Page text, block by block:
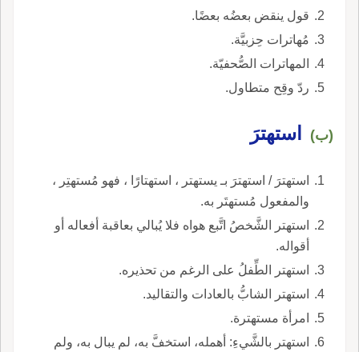
قول ينقض بعضُه بعضًا.
مُهاترات حِزبيَّة.
المهاترات الصُّحفيّة.
ردّ وقِح متطاول.
(ب) استهترَ
استهترَ / استهترَ بـ يستهتر ، استهتارًا ، فهو مُستهتِر ،
والمفعول مُستهتَر به.
استهتر الشَّخصُ اتَّبع هواه فلا يُبالي بعاقبة أفعاله أو
أقواله.
استهتر الطِّفلُ على الرغم من تحذيره.
استهتر الشابُّ بالعادات والتقاليد.
امرأة مستهترة.
استهتر بالشَّيءِ: أهمله، استخفَّ به، لم يبال به، ولم